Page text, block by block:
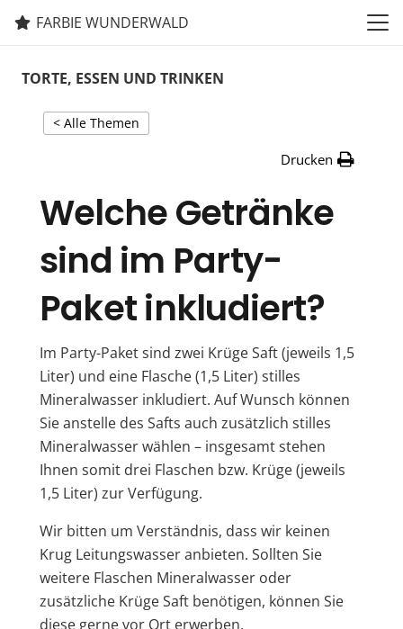
FARBIE WUNDERWALD
TORTE, ESSEN UND TRINKEN
< Alle Themen
Drucken
Welche Getränke
sind im Party-
Paket inkludiert?
Im Party-Paket sind zwei Krüge Saft (jeweils 1,5
Liter) und eine Flasche (1,5 Liter) stilles
Mineralwasser inkludiert. Auf Wunsch können
Sie anstelle des Safts auch zusätzlich stilles
Mineralwasser wählen – insgesamt stehen
Ihnen somit drei Flaschen bzw. Krüge (jeweils
1,5 Liter) zur Verfügung.
Wir bitten um Verständnis, dass wir keinen
Krug Leitungswasser anbieten. Sollten Sie
weitere Flaschen Mineralwasser oder
zusätzliche Krüge Saft benötigen, können Sie
diese gerne vor Ort erwerben.